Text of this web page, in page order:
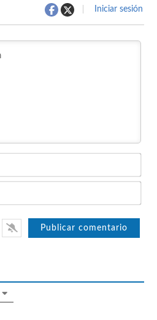
Iniciar sesión